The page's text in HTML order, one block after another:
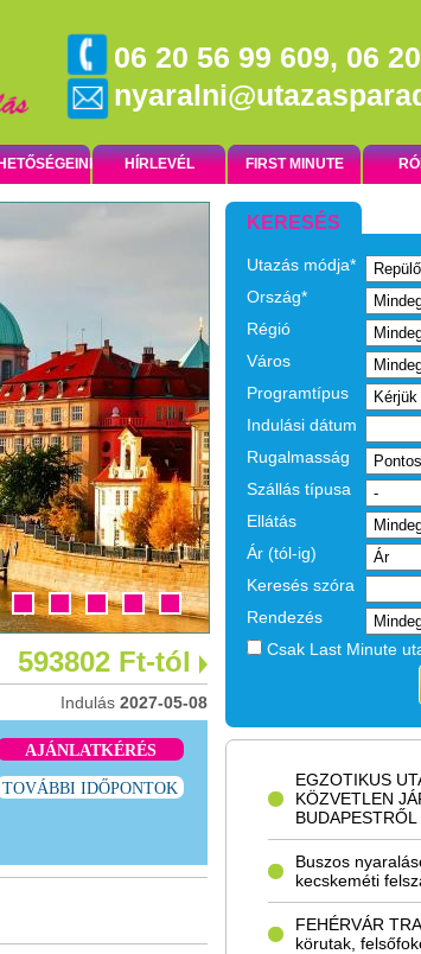
06 20 56 99 609, 06
HÍRLEVÉL FIRST MINUTE
EGZOTIKUS
593802 Ft-tól
Indulás 2027-05-08
AJÁNLATKÉRÉS
TOVÁBBI IDŐPONTOK
KERESÉS
Utazás módja*
Ország*
Régió
Város
Programtípus
Indulási dátum
Rugalmasság
Szállás típusa
Ellátás
Ár (tól-ig)
Keresés szóra
Rendezés
Csak Last Minute
EGZOTIKUS
KÖZVETLEN
BUDAPESTRŐL
Buszos
kecskeméti
FEHÉRVÁR
körutak,